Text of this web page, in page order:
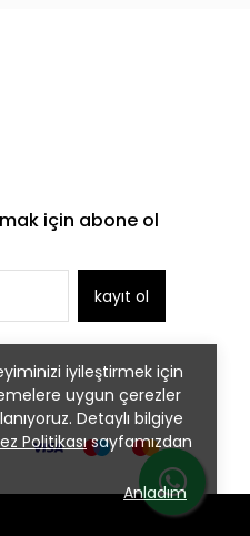
iyileştirmek için
uygun çerezler
Detaylı bilgiye
Politikasısayfamızdan
Anladım
için abone ol
kayıt ol